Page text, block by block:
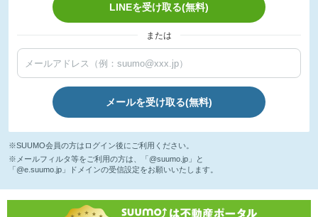
LINEを受け取る(無料)
または
メールを受け取る(無料)
※SUUMO会員の方はログイン後にご利用ください。
※メールフィルタ等をご利用の方は、「@suumo.jp」と
「@e.suumo.jp」ドメインの受信設定をお願いいたします。